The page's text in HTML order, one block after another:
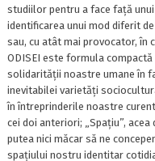
studiilor pentru a face față
identificarea unui mod diferit
sau, cu atât mai provocator, în
ODISEI este formula
solidarității noastre umane în
inevitabilei varietăți
în întreprinderile noastre
cei doi anteriori; „Spațiu”,
putea nici măcar să ne
spațiului nostru identitar